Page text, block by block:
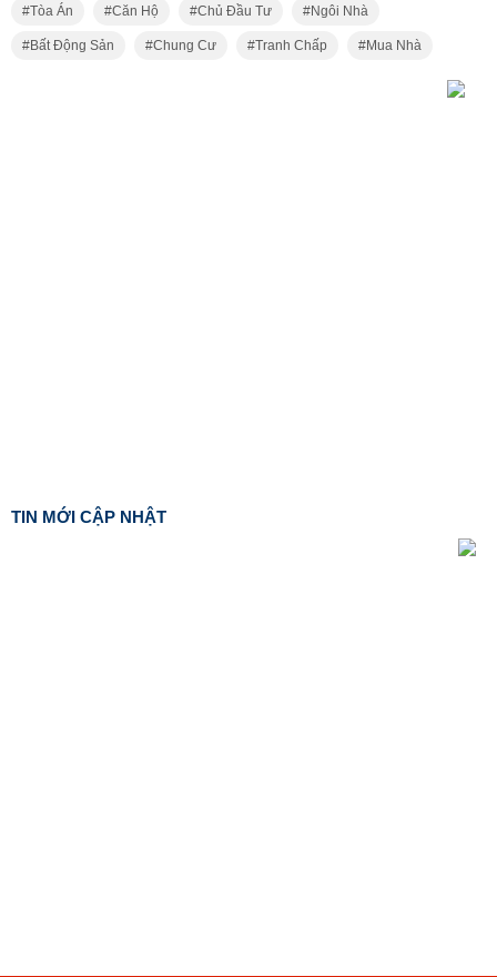
Tòa Án Căn Hộ Chủ Đầu Tư Ngôi Nhà
Bất Động Sản Chung Cư Tranh Chấp Mua Nhà
TIN MỚI CẬP NHẬT